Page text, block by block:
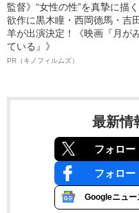
監督》“女性の性”を真摯に描
欲作に黒木瞳・西岡德馬・吉
羊が出演決定！《映画『月が
ている』》
PR（キノフィルムズ）
最新情
フォロー
フォロー
Googleニュー